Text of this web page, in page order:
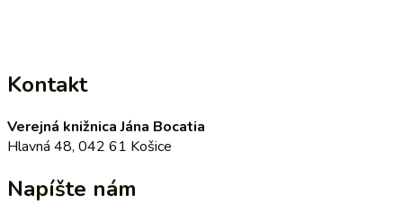
Kontakt
Verejná knižnica Jána Bocatia
Hlavná 48, 042 61 Košice
Napíšte nám